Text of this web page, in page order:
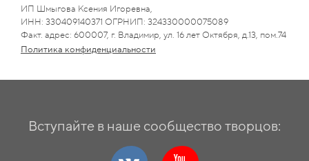
ИП Шмыгова Ксения Игоревна,
ИНН: 330409140371 ОГРНИП: 324330000075089
Факт. адрес: 600007, г. Владимир, ул. 16 лет Октября, д.13, пом.74
Политика конфиденциальности
Вступайте в наше сообщество творцов: